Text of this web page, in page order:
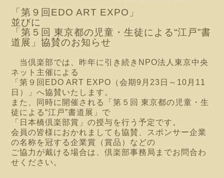
「第９回EDO ART EXPO」
並びに
「第５回 東京都の児童・生徒による“江戸”書
道展」協賛のお知らせ
当倶楽部では、昨年に引き続きNPO法人東京中央
ネット主催による
「第９回EDO ART EXPO（会期9月23日～10月11
日）」へ協賛いたします。
また、同時に開催される「第５回 東京都の児童・生
徒による“江戸”書道展」で
「日本橋倶楽部賞」の授与を行う予定です。
会員の皆様におかれましても協賛、スポンサー企業
の名称を冠する企業賞（賞品）などの
ご協力が戴ける場合は、倶楽部事務局までお問合わ
せください。